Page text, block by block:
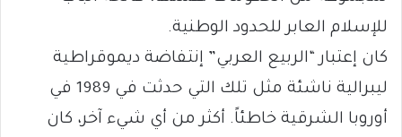
للإسلام العابر للحدود الوطنية.
كان إعتبار “الربيع العربي” إنتفاضة ديموقراطية
ليبرالية ناشئة مثل تلك التي حدثت في 1989 في
أوروبا الشرقية خاطئاً. أكثر من أي شيء آخر، كان